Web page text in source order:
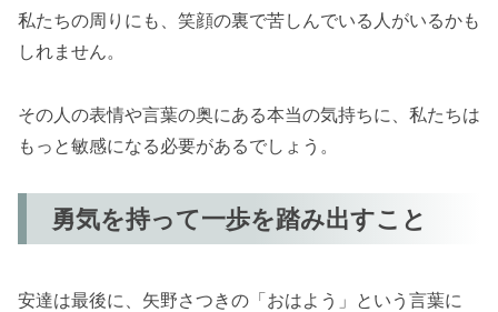
私たちの周りにも、笑顔の裏で苦しんでいる人がいるかも
しれません。
その人の表情や言葉の奥にある本当の気持ちに、私たちは
もっと敏感になる必要があるでしょう。
勇気を持って一歩を踏み出すこと
安達は最後に、矢野さつきの「おはよう」という言葉に